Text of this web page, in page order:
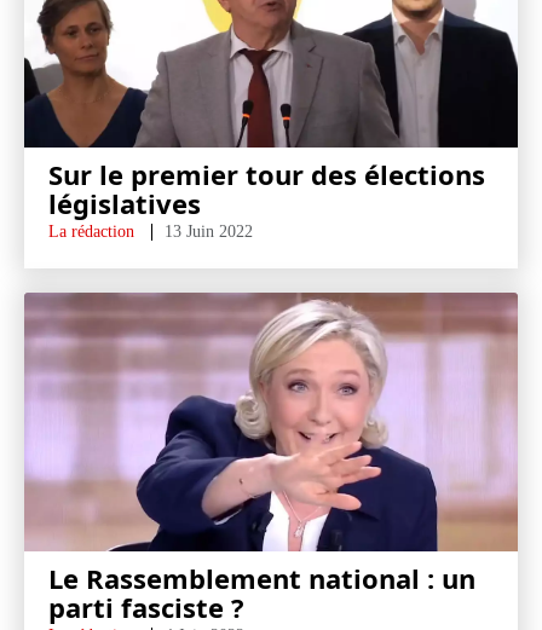
Sur le premier tour des élections
législatives
La rédaction 13 Juin 2022
Le Rassemblement national : un
parti fasciste ?